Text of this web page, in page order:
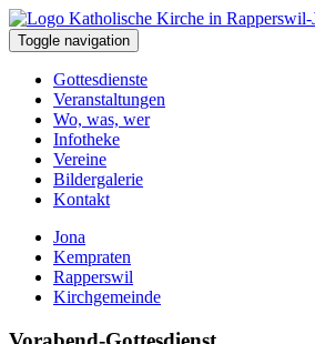
Toggle navigation
Gottesdienste
Veranstaltungen
Wo, was, wer
Infotheke
Vereine
Bildergalerie
Kontakt
Jona
Kempraten
Rapperswil
Kirchgemeinde